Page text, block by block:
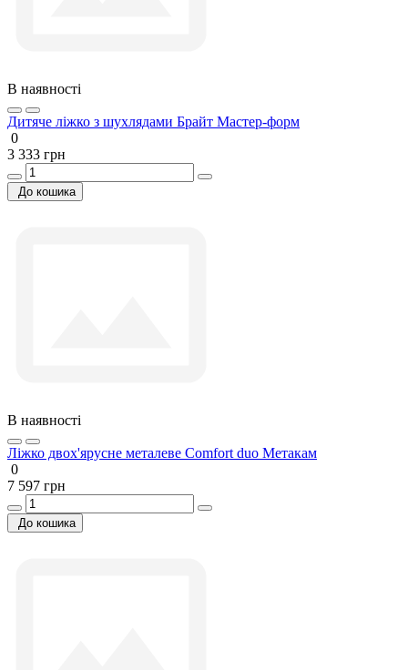
В наявності
Дитяче ліжко з шухлядами Брайт Мастер-форм
0
3 333 грн
До кошика
В наявності
Ліжко двох'ярусне металеве Comfort duo Метакам
0
7 597 грн
До кошика